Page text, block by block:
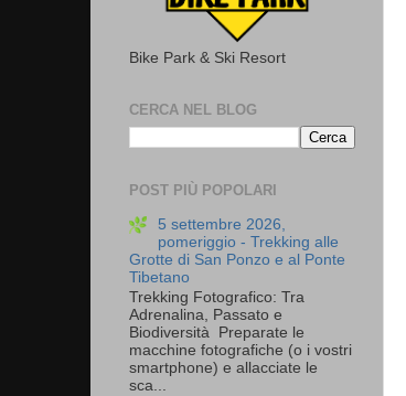
Bike Park & Ski Resort
CERCA NEL BLOG
POST PIÙ POPOLARI
5 settembre 2026,
pomeriggio - Trekking alle
Grotte di San Ponzo e al Ponte
Tibetano
Trekking Fotografico: Tra
Adrenalina, Passato e
Biodiversità Preparate le
macchine fotografiche (o i vostri
smartphone) e allacciate le
sca...